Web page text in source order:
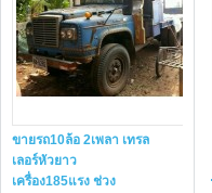
ขายรถ10ล้อ 2เพลา เทรล
เลอร์หัวยาว
เครื่อง185แรง ช่วง